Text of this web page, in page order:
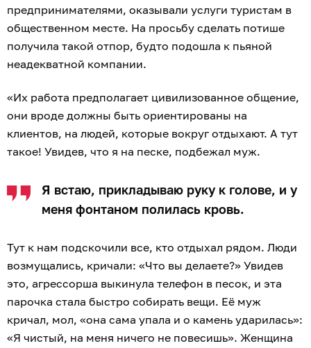
предпринимателями, оказывали услуги туристам в
общественном месте. На просьбу сделать потише
получила такой отпор, будто подошла к пьяной
неадекватной компании.
«Их работа предполагает цивилизованное общение,
они вроде должны быть ориентированы на
клиентов, на людей, которые вокруг отдыхают. А тут
такое! Увидев, что я на песке, подбежал муж.
Я встаю, прикладываю руку к голове, и у
меня фонтаном полилась кровь.
Тут к нам подскочили все, кто отдыхал рядом. Люди
возмущались, кричали: «Что вы делаете?» Увидев
это, агрессорша выкинула телефон в песок, и эта
парочка стала быстро собирать вещи. Её муж
кричал, мол, «она сама упала и о камень ударилась»:
«Я чистый, на меня ничего не повесишь». Женщина